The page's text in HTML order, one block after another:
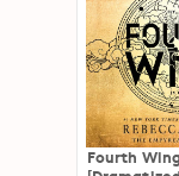
Fourth